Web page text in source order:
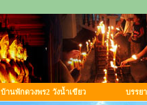
บ้านพักดวงพร2 วังน้ำเขียว บรรย